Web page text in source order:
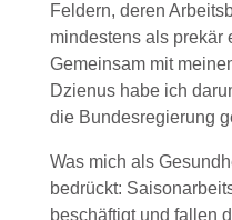
Feldern, deren
mindestens als prekär
Gemeinsam mit
Dzienus habe ich
die Bundesregierung
Was mich als
bedrückt:
beschäftigt und fallen